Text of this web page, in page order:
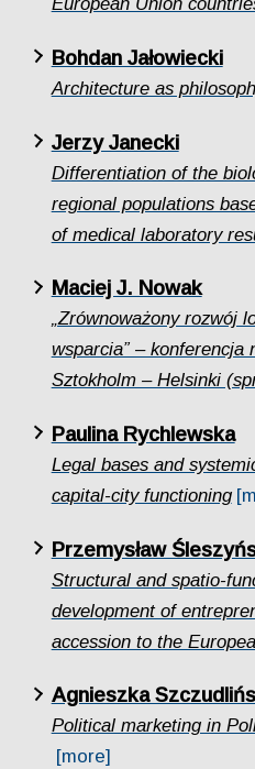
Bohdan Jałowiecki
Architecture as
Jerzy Janecki
Differentiation of the
regional populations
of medical laboratory
Maciej J. Nowak
„Zrównoważony rozwój
wsparcia” – konferencja
Sztokholm – Helsinki
Paulina Rychlewska
Legal bases and
capital-city functioning
Przemysław
Structural and spatio-
development of
accession to the
Agnieszka
Political marketing in
[more]